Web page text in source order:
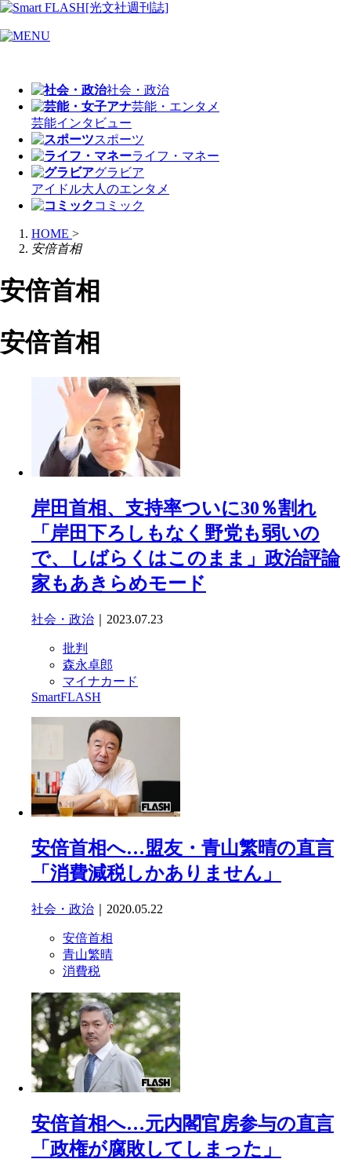
社会・政治
芸能・エンタメ
芸能インタビュー
スポーツ
ライフ・マネー
グラビア
アイドル大人のエンタメ
コミック
HOME >
安倍首相
安倍首相
安倍首相
岸田首相、支持率ついに30％割れ
「岸田下ろしもなく野党も弱いの
で、しばらくはこのまま」政治評論
家もあきらめモード
社会・政治 ｜2023.07.23
批判
森永卓郎
マイナカード
SmartFLASH
安倍首相へ…盟友・青山繁晴の直言
「消費減税しかありません」
社会・政治 ｜2020.05.22
安倍首相
青山繁晴
消費税
安倍首相へ…元内閣官房参与の直言
「政権が腐敗してしまった」